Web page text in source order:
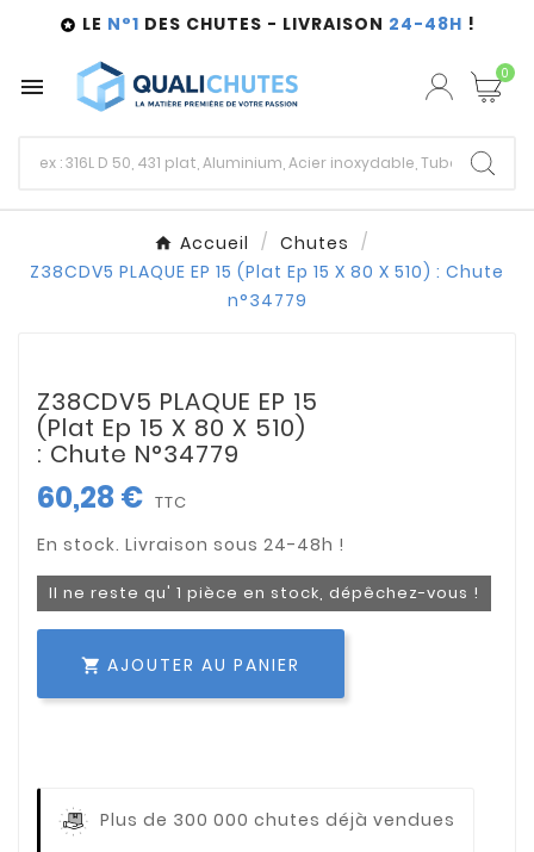
 LE N°1 DES CHUTES - LIVRAISON 24-48H !
 0
Accueil
Chutes
Z38CDV5 PLAQUE EP 15 (Plat Ep 15 X 80 X 510) : Chute
n°34779
Z38CDV5 PLAQUE EP 15
(Plat Ep 15 X 80 X 510)
: Chute N°34779
60,28 € TTC
Il ne reste qu' 1 pièce en stock, dépêchez-vous !
 AJOUTER AU PANIER
Plus de 300 000 chutes déjà vendues